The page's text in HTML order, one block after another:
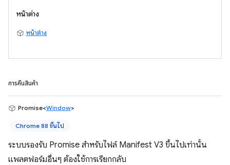
หน้าต่าง
หน้าต่าง
การคืนสินค้า
Promise<Window>
Chrome 88 ขึ้นไป
ระบบรองรับ Promise สำหรับไฟล์ Manifest V3 ขึ้นไปเท่านั้น
แพลตฟอร์มอื่นๆ ต้องใช้การเรียกกลับ